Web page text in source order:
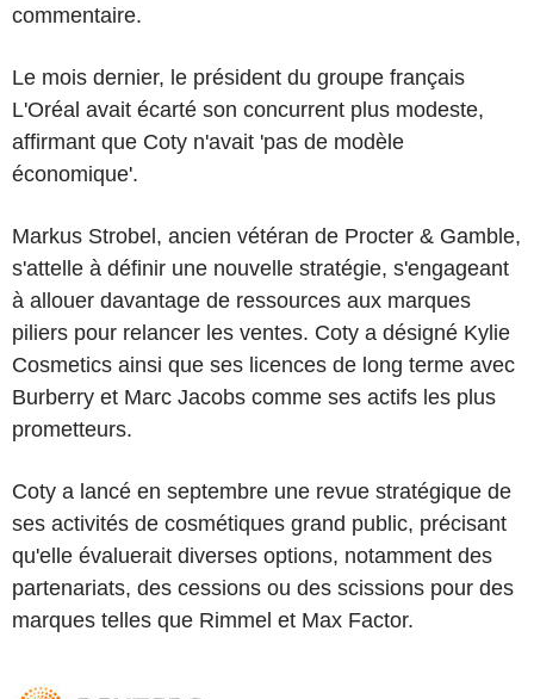
commentaire.
Le mois dernier, le président du groupe français
L'Oréal avait écarté son concurrent plus modeste,
affirmant que Coty n'avait 'pas de modèle
économique'.
Markus Strobel, ancien vétéran de Procter & Gamble,
s'attelle à définir une nouvelle stratégie, s'engageant
à allouer davantage de ressources aux marques
piliers pour relancer les ventes. Coty a désigné Kylie
Cosmetics ainsi que ses licences de long terme avec
Burberry et Marc Jacobs comme ses actifs les plus
prometteurs.
Coty a lancé en septembre une revue stratégique de
ses activités de cosmétiques grand public, précisant
qu'elle évaluerait diverses options, notamment des
partenariats, des cessions ou des scissions pour des
marques telles que Rimmel et Max Factor.